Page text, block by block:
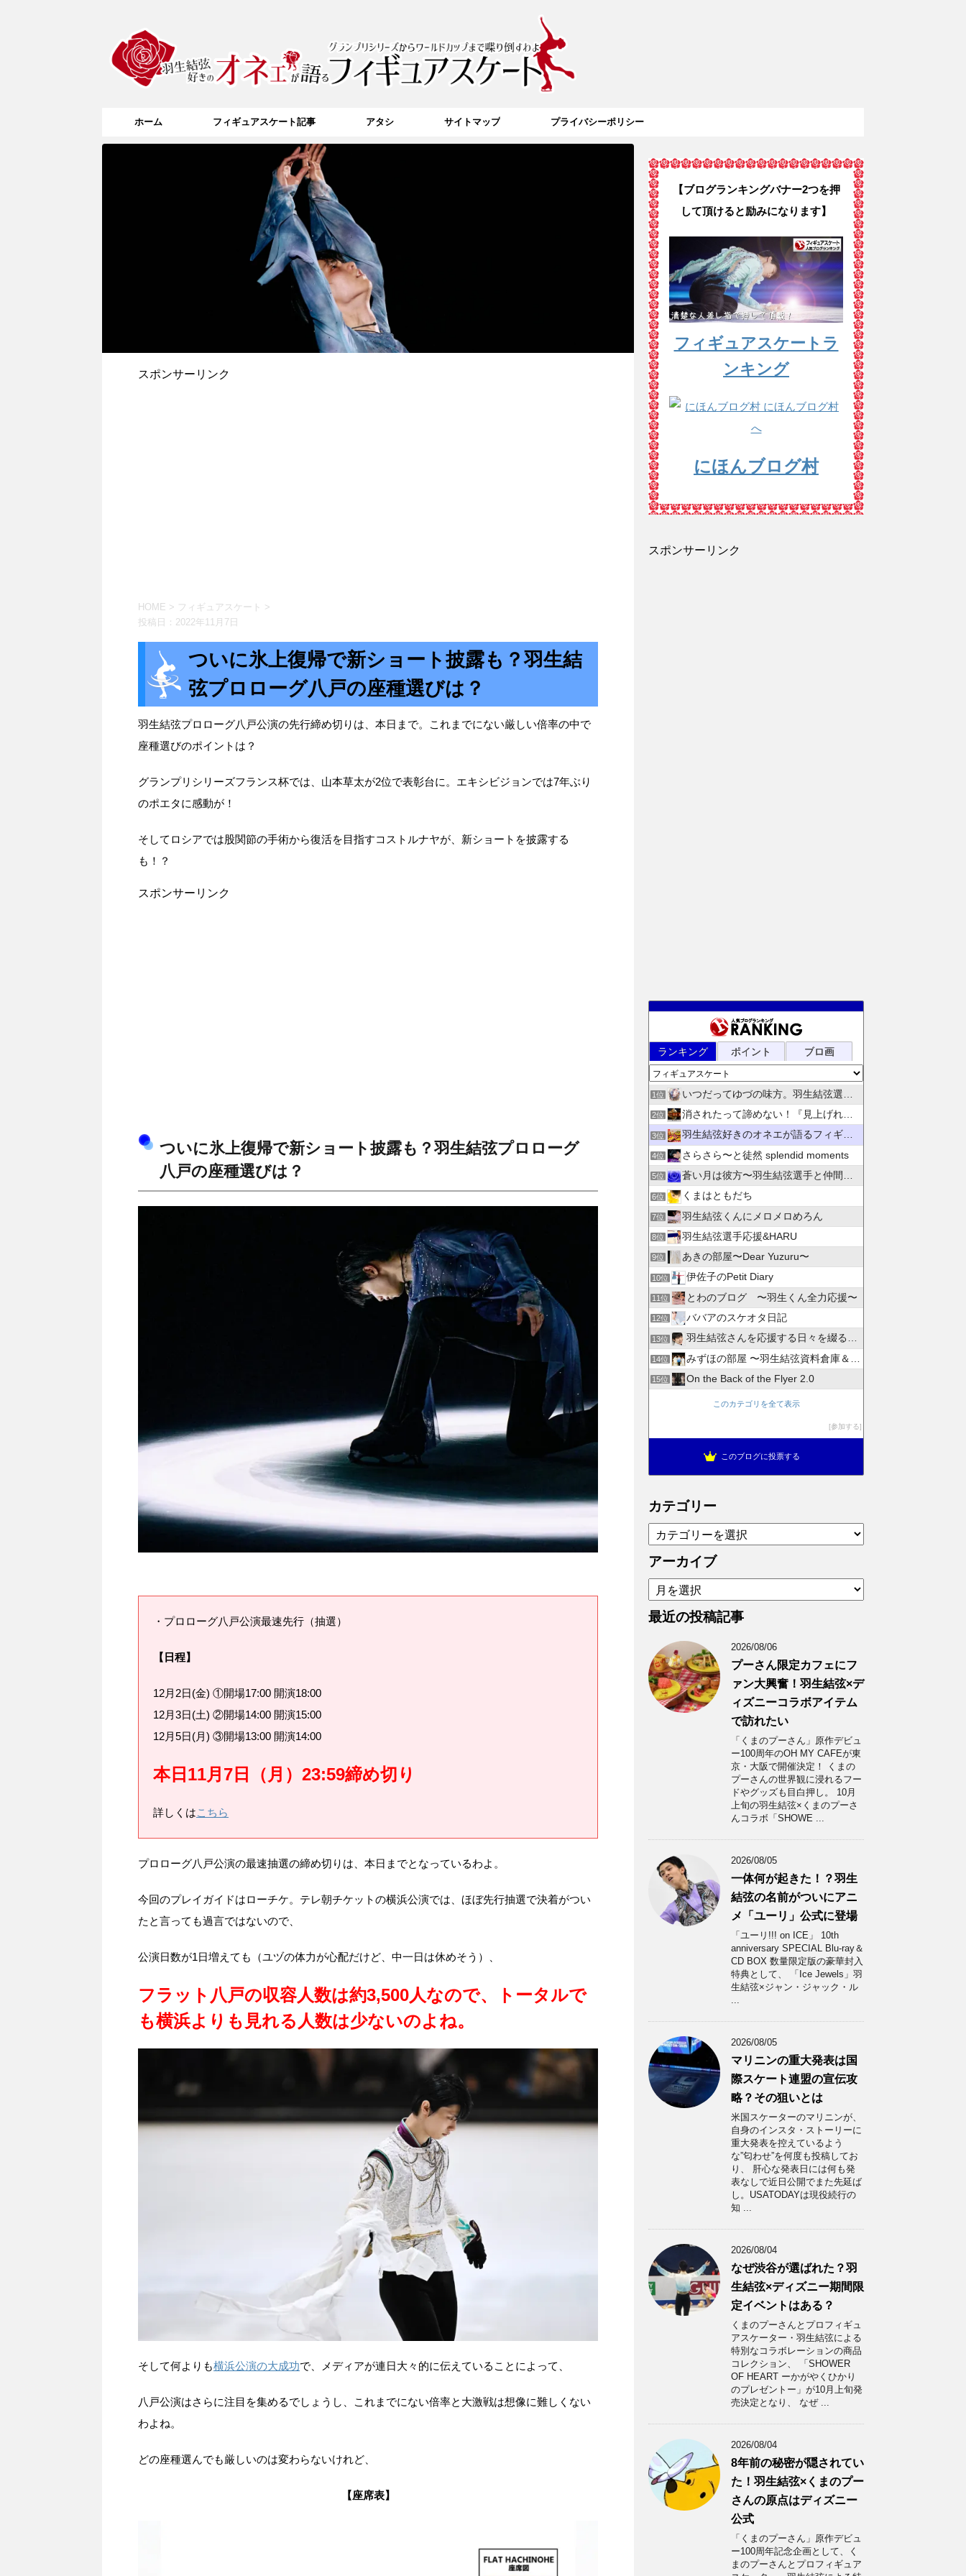
ホーム フィギュアスケート記事 アタシ サイトマップ プライバシーポリシー
スポンサーリンク
HOME > フィギュアスケート
>
投稿日： 2022年11月7日
ついに氷上復帰で新ショート披露も？羽生結
弦プロローグ八戸の座種選びは？
羽生結弦プロローグ八戸公演の先行締め切りは、本日まで。これまでにない厳しい倍率の中で
座種選びのポイントは？
グランプリシリーズフランス杯では、山本草太が2位で表彰台に。エキシビジョンでは7年ぶり
のポエタに感動が！
そしてロシアでは股関節の手術から復活を目指すコストルナヤが、新ショートを披露する
も！？
スポンサーリンク
ついに氷上復帰で新ショート披露も？羽生結弦プロローグ
八戸の座種選びは？
・プロローグ八戸公演最速先行（抽選）
【日程】
12月2日(金) ①開場17:00 開演18:00
12月3日(土) ②開場14:00 開演15:00
12月5日(月) ③開場13:00 開演14:00
本日11月7日（月）23:59締め切り
詳しくはこちら
プロローグ八戸公演の最速抽選の締め切りは、本日までとなっているわよ。
今回のプレイガイドはローチケ。テレ朝チケットの横浜公演では、ほぼ先行抽選で決着がつい
たと言っても過言ではないので、
公演日数が1日増えても（ユヅの体力が心配だけど、中一日は休めそう）、
フラット八戸の収容人数は約3,500人なので、トータルで
も横浜よりも見れる人数は少ないのよね。
そして何よりも横浜公演の大成功で、メディアが連日大々的に伝えていることによって、
八戸公演はさらに注目を集めるでしょうし、これまでにない倍率と大激戦は想像に難しくない
わよね。
どの座種選んでも厳しいのは変わらないけれど、
【座席表】
【ブログランキングバナー2つを押
して頂けると励みになります】
フィギュアスケートラ
ンキング
にほんブログ村
スポンサーリンク
ランキング ポイント ブロ画
1位 いつだってゆづの味方。羽生結弦選手応援団 紫色のブログ
2位 消されたって諦めない！『見上げれば、青空 』別館
3位 羽生結弦好きのオネエが語るフィギュアスケート
4位 さらさら〜と徒然 splendid moments
5位 蒼い月は彼方〜羽生結弦選手と仲間たちの日々を花束にして〜
6位 くまはともだち
7位 羽生結弦くんにメロメロめろん
8位 羽生結弦選手応援&HARU
9位 あきの部屋〜Dear Yuzuru〜
10位 伊佐子のPetit Diary
11位 とわのブログ 〜羽生くん全力応援〜
12位 ババアのスケオタ日記
13位 羽生結弦さんを応援する日々を綴るブログ
14位 みずほの部屋 〜羽生結弦資料倉庫＆徒然日記〜
15位 On the Back of the Flyer 2.0
このカテゴリを全て表示
参加する
このブログに投票する
カテゴリー
テ
ゴ
ー
アーカイブ
ア
ー
カ
最近の投稿記事
2026/08/06
プーさん限定カフェにフ
ァン大興奮！羽生結弦×デ
ィズニーコラボアイテム
で訪れたい
「くまのプーさん」原作デビュ
ー100周年のOH MY CAFEが東
京・大阪で開催決定！ くまの
プーさんの世界観に浸れるフー
ドやグッズも目白押し。 10月
上旬の羽生結弦×くまのプーさ
んコラボ「SHOWE ...
2026/08/05
一体何が起きた！？羽生
結弦の名前がついにアニ
メ「ユーリ」公式に登場
「ユーリ!!! on ICE」 10th
anniversary SPECIAL Blu-ray＆
CD BOX 数量限定版の豪華封入
特典として、 「Ice Jewels」羽
生結弦×ジャン・ジャック・ル
...
2026/08/05
マリニンの重大発表は国
際スケート連盟の宣伝攻
略？その狙いとは
米国スケーターのマリニンが、
自身のインスタ・ストーリーに
重大発表を控えているよう
な”匂わせ”を何度も投稿してお
り、 肝心な発表日には何も発
表なしで近日公開でまた先延ば
し。USATODAYは現役続行の
知 ...
2026/08/04
なぜ渋谷が選ばれた？羽
生結弦×ディズニー期間限
定イベントはある？
くまのプーさんとプロフィギュ
アスケーター・羽生結弦による
特別なコラボレーションの商品
コレクション、 「SHOWER
OF HEART ーかがやくひかり
のプレゼントー」が10月上旬発
売決定となり、 なぜ ...
2026/08/04
8年前の秘密が隠されてい
た！羽生結弦×くまのプー
さんの原点はディズニー
公式
「くまのプーさん」原作デビュ
ー100周年記念企画として、く
まのプーさんとプロフィギュア